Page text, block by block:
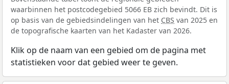
waarbinnen het postcodegebied 5066 EB zich bevindt. Dit is
op basis van de gebiedsindelingen van het CBS van 2025 en
de topografische kaarten van het Kadaster van 2026.
Klik op de naam van een gebied om de pagina met
statistieken voor dat gebied weer te geven.